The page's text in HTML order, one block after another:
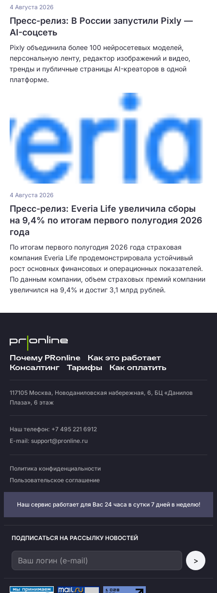
4 Августа 2026
Пресс-релиз: В России запустили Pixly —
AI-соцсеть
Pixly объединила более 100 нейросетевых моделей,
персональную ленту, редактор изображений и видео,
тренды и публичные страницы AI-креаторов в одной
платформе.
4 Августа 2026
Пресс-релиз: Everia Life увеличила сборы
на 9,4% по итогам первого полугодия 2026
года
По итогам первого полугодия 2026 года страховая
компания Everia Life продемонстрировала устойчивый
рост основных финансовых и операционных показателей.
По данным компании, объем страховых премий компании
увеличился на 9,4% и достиг 3,1 млрд рублей.
Почему PRonline
Как это работает
Консалтинг
Тарифы Как оплатить
117105 Москва, Новоданиловская набережная, 6, БЦ «Данилов
Плаза», 6 этаж
Наш телефон: +7 495 221 6912
E-mail: support@pronline.ru
Политика конфиденциальности
Пользовательское соглашение
Наш сервис работает для Вас 24 часа в сутки 7 дней в неделю!
ПОДПИСАТЬСЯ НА РАССЫЛКУ НОВОСТЕЙ